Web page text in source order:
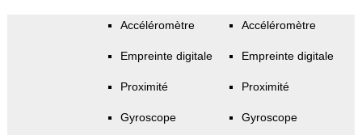
Accéléromètre
Empreinte digitale
Proximité
Gyroscope
Accéléromètre
Empreinte digitale
Proximité
Gyroscope